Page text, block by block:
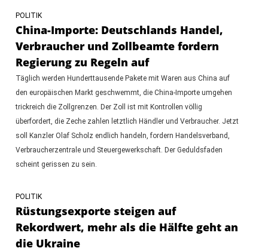
POLITIK
China-Importe: Deutschlands Handel,
Verbraucher und Zollbeamte fordern
Regierung zu Regeln auf
Täglich werden Hunderttausende Pakete mit Waren aus China auf
den europäischen Markt geschwemmt, die China-Importe umgehen
trickreich die Zollgrenzen. Der Zoll ist mit Kontrollen völlig
überfordert, die Zeche zahlen letztlich Händler und Verbraucher. Jetzt
soll Kanzler Olaf Scholz endlich handeln, fordern Handelsverband,
Verbraucherzentrale und Steuergewerkschaft. Der Geduldsfaden
scheint gerissen zu sein.
POLITIK
Rüstungsexporte steigen auf
Rekordwert, mehr als die Hälfte geht an
die Ukraine